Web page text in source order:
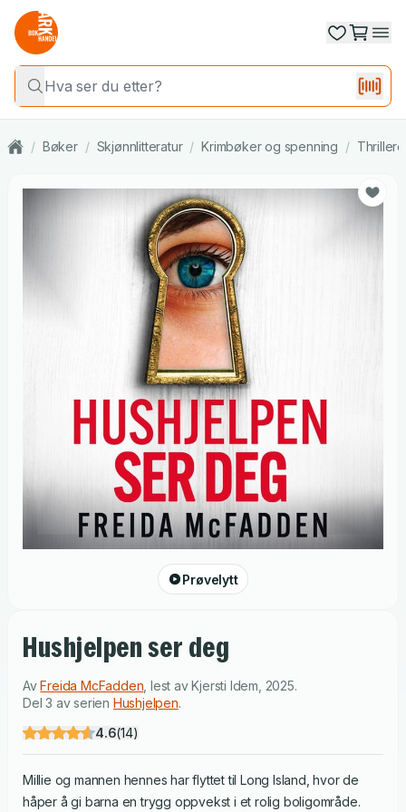
/ Bøker / Skjønnlitteratur / Krimbøker og spenning / Thrillere
Prøvelytt
Hushjelpen ser deg
AvFreida McFadden ,lest avKjersti Idem 2025.
Del 3 av serien Hushjelpen.
4.6(14)
Millie og mannen hennes har flyttet til Long Island, hvor de
håper å gi barna en trygg oppvekst i et rolig boligområde.